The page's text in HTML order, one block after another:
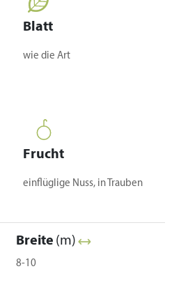
Blatt
wie die Art
Frucht
einflüglige Nuss, in Trauben
Breite (m)
8-10